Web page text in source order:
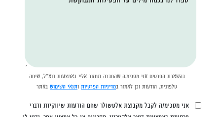
בהשארת הפרטים אני מסכימ.ה שהחברה תחזור אליי באמצעות דוא"ל, שיחה
טלפונית, הודעות וכן לאמור במדיניות הפרטיות ותנאי השימוש באתר
אני מסכימ/ה לקבל מקבוצת אלטשולר שחם הודעות שיווקיות ודברי